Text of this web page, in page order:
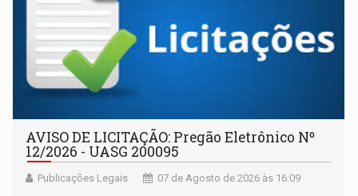
AVISO DE LICITAÇÃO: Pregão Eletrônico Nº
12/2026 - UASG 200095
Publicações Legais 07 de Agosto de 2026 às 16:09